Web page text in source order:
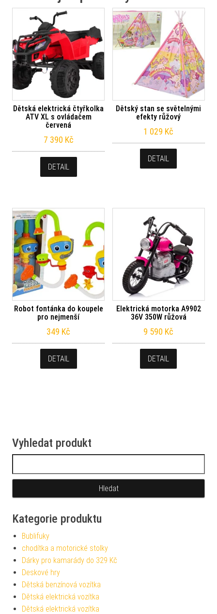
Dětská elektrická čtyřkolka
ATV XL s ovládačem
červená
7 390 Kč
DETAIL
Dětský stan se světelnými
efekty růžový
1 029 Kč
DETAIL
Robot fontánka do koupele
pro nejmenší
349 Kč
DETAIL
Elektrická motorka A9902
36V 350W růžová
9 590 Kč
DETAIL
Vyhledat produkt
Kategorie produktu
Bublifuky
chodítka a motorické stolky
Dárky pro kamarády do 329 Kč
Deskové hry
Dětská benzínová vozítka
Dětská elektrická vozítka
Dětská elektrická vozítka